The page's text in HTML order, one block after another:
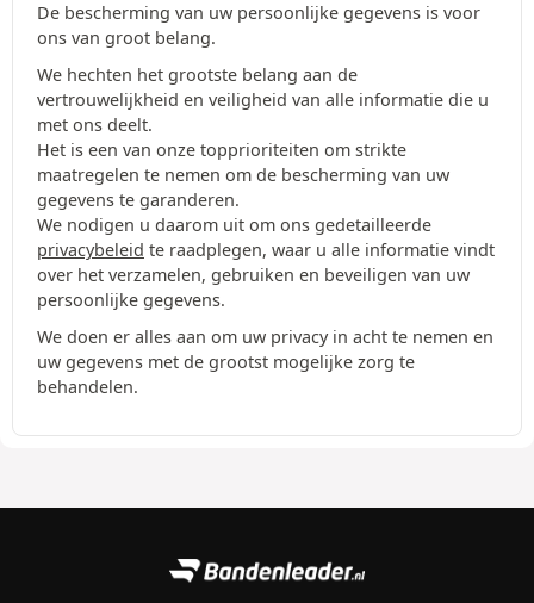
De bescherming van uw persoonlijke gegevens is voor
ons van groot belang.
We hechten het grootste belang aan de
vertrouwelijkheid en veiligheid van alle informatie die u
met ons deelt.
Het is een van onze topprioriteiten om strikte
maatregelen te nemen om de bescherming van uw
gegevens te garanderen.
We nodigen u daarom uit om ons gedetailleerde
privacybeleid te raadplegen, waar u alle informatie vindt
over het verzamelen, gebruiken en beveiligen van uw
persoonlijke gegevens.
We doen er alles aan om uw privacy in acht te nemen en
uw gegevens met de grootst mogelijke zorg te
behandelen.